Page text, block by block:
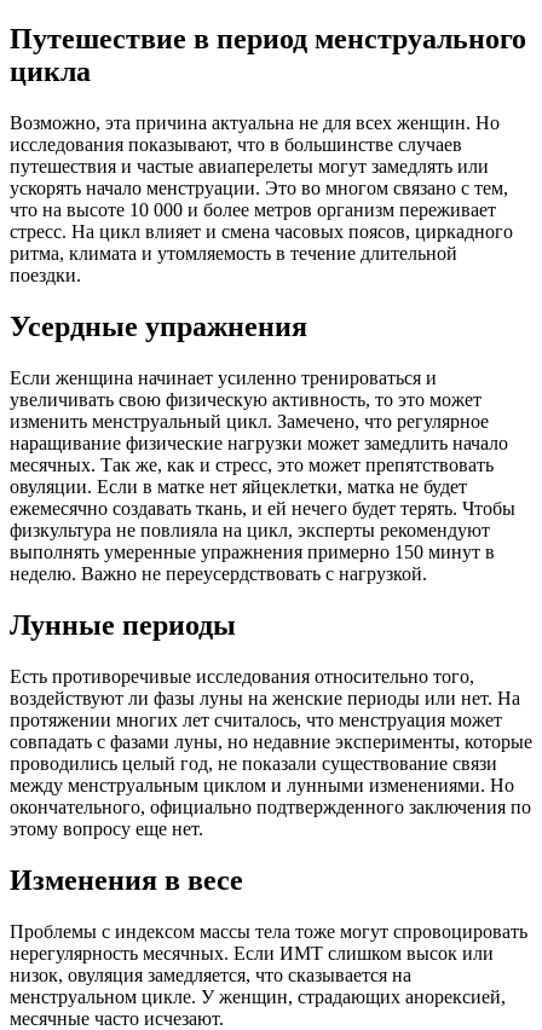
Путешествие в период менструального
цикла
Возможно, эта причина актуальна не для всех женщин. Но
исследования показывают, что в большинстве случаев
путешествия и частые авиаперелеты могут замедлять или
ускорять начало менструации. Это во многом связано с тем,
что на высоте 10 000 и более метров организм переживает
стресс. На цикл влияет и смена часовых поясов, циркадного
ритма, климата и утомляемость в течение длительной
поездки.
Усердные упражнения
Если женщина начинает усиленно тренироваться и
увеличивать свою физическую активность, то это может
изменить менструальный цикл. Замечено, что регулярное
наращивание физические нагрузки может замедлить начало
месячных. Так же, как и стресс, это может препятствовать
овуляции. Если в матке нет яйцеклетки, матка не будет
ежемесячно создавать ткань, и ей нечего будет терять. Чтобы
физкультура не повлияла на цикл, эксперты рекомендуют
выполнять умеренные упражнения примерно 150 минут в
неделю. Важно не переусердствовать с нагрузкой.
Лунные периоды
Есть противоречивые исследования относительно того,
воздействуют ли фазы луны на женские периоды или нет. На
протяжении многих лет считалось, что менструация может
совпадать с фазами луны, но недавние эксперименты, которые
проводились целый год, не показали существование связи
между менструальным циклом и лунными изменениями. Но
окончательного, официально подтвержденного заключения по
этому вопросу еще нет.
Изменения в весе
Проблемы с индексом массы тела тоже могут спровоцировать
нерегулярность месячных. Если ИМТ слишком высок или
низок, овуляция замедляется, что сказывается на
менструальном цикле. У женщин, страдающих анорексией,
месячные часто исчезают.